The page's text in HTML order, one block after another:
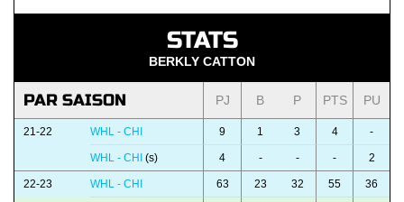
STATS
BERKLY CATTON
PAR SAISON PJ B P PTS PU
21-22 WHL - CHI 9 1 3 4 -
WHL - CHI (s) 4 - - - 2
22-23 WHL - CHI 63 23 32 55 36